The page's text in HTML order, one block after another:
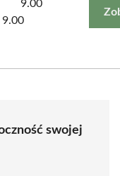
9.00
9.00
swojej